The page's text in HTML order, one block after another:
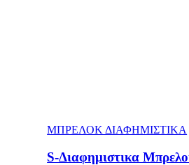
ΜΠΡΕΛΟΚ ΔΙΑΦΗΜΙΣΤΙΚΑ
S-Διαφημιστικα